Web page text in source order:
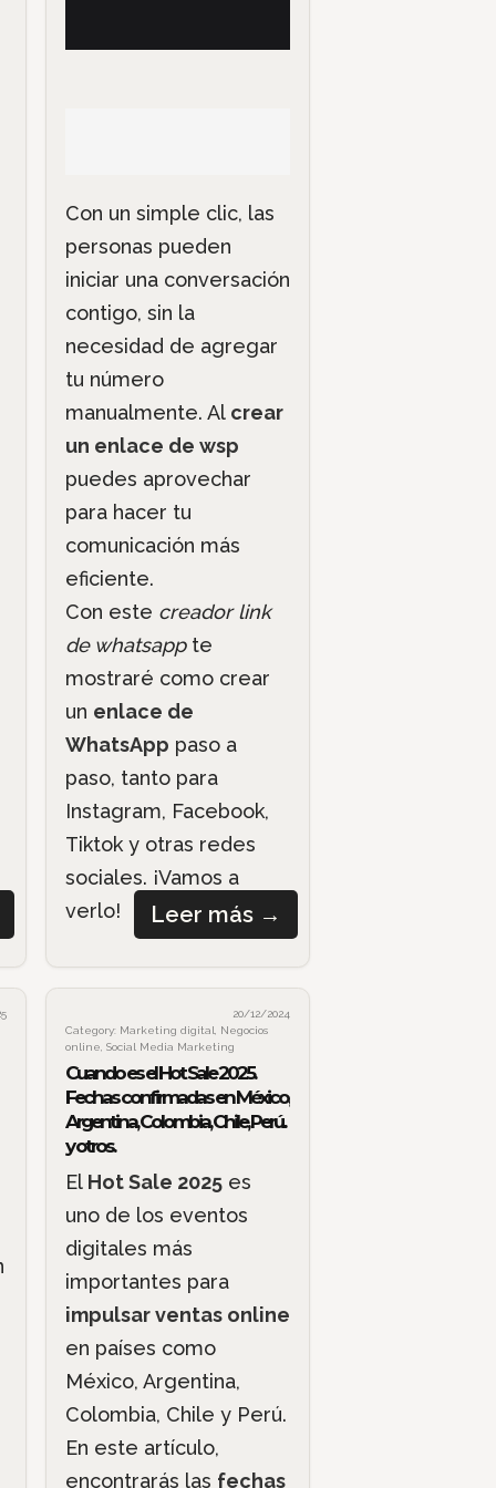
Con un simple clic, las
personas pueden
iniciar una conversación
contigo, sin la
necesidad de agregar
tu número
manualmente. Al crear
un enlace de wsp
puedes aprovechar
para hacer tu
comunicación más
eficiente.
Con este creador link
de whatsappte
mostraré como crear
un enlace de
WhatsApp paso a
paso, tanto para
Instagram, Facebook,
Tiktok y otras redes
sociales. ¡Vamos a
verlo!
Leer más →
20/12/2024
Category: Marketing digital
Negocios
online Social Media Marketing
Cuando es el Hot Sale 2025.
Fechas confirmadas en México,
Argentina, Colombia, Chile, Perú..
y otros.
El Hot Sale 2025es
uno de los eventos
digitales más
importantes para
impulsar ventas online
en países como
México, Argentina,
Colombia, Chile y Perú.
En este artículo,
encontrarás las fechas